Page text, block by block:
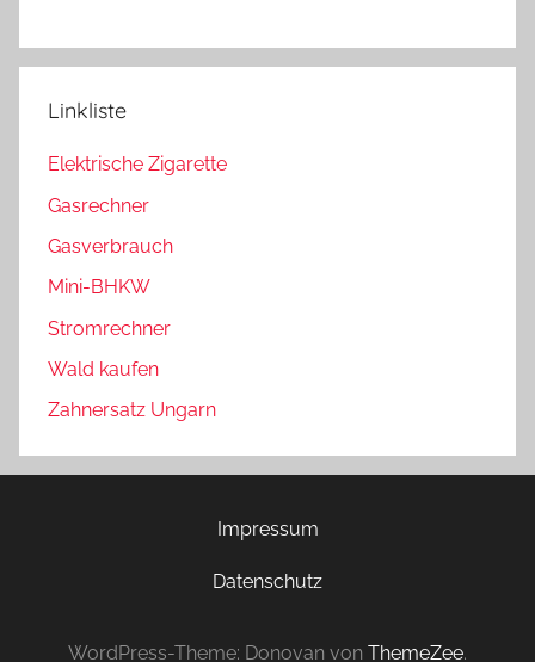
Linkliste
Elektrische Zigarette
Gasrechner
Gasverbrauch
Mini-BHKW
Stromrechner
Wald kaufen
Zahnersatz Ungarn
Impressum
Datenschutz
WordPress-Theme: Donovan von ThemeZee.